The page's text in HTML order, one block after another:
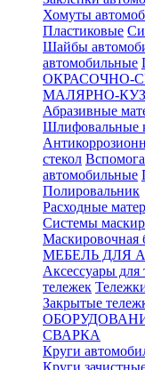
Хомуты
Пластиковые
Шайбы
автомобильные
ОКРАСОЧНО-
МАЛЯРНО-
Абразивные
Шлифовальные
стекол
автомобильные
Полировальник
Расходные
Системы
Маскировочная
МЕБЕЛЬ ДЛЯ
Аксессуары для
тележек
Закрытые
СВАРКА
Круги
Круги